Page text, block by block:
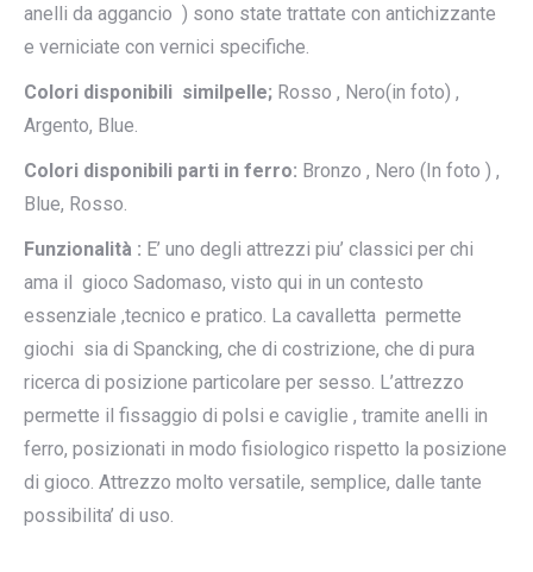
anelli da aggancio ) sono state trattate con antichizzante
e verniciate con vernici specifiche.
Colori disponibili similpelle; Rosso , Nero(in foto) ,
Argento, Blue.
Colori disponibili parti in ferro: Bronzo , Nero (In foto ) ,
Blue, Rosso.
Funzionalità : E’ uno degli attrezzi piu’ classici per chi
ama il gioco Sadomaso, visto qui in un contesto
essenziale ,tecnico e pratico. La cavalletta permette
giochi sia di Spancking, che di costrizione, che di pura
ricerca di posizione particolare per sesso. L’attrezzo
permette il fissaggio di polsi e caviglie , tramite anelli in
ferro, posizionati in modo fisiologico rispetto la posizione
di gioco. Attrezzo molto versatile, semplice, dalle tante
possibilita’ di uso.